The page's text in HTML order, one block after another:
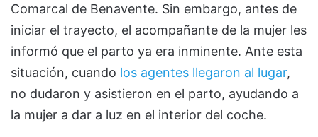
Comarcal de Benavente. Sin embargo, antes de
iniciar el trayecto, el acompañante de la mujer les
informó que el parto ya era inminente. Ante esta
situación, cuando los agentes llegaron al lugar,
no dudaron y asistieron en el parto, ayudando a
la mujer a dar a luz en el interior del coche.